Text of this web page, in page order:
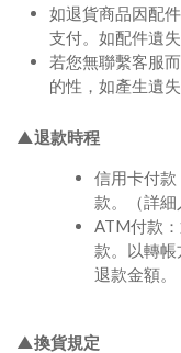
如退貨商品因配
支付。如配件遺
若您無聯繫客服
的性，如產生遺
▲退款時程
信用卡付
款。（詳細
ATM付款
款。以轉
退款金額。
▲換貨規定